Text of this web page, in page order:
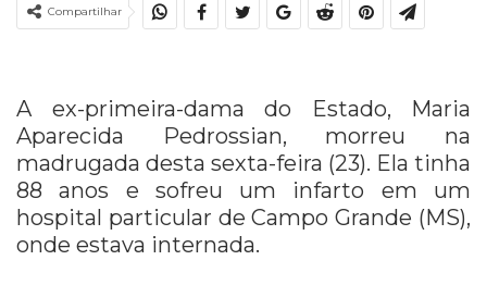
Compartilhar
A ex-primeira-dama do Estado, Maria
Aparecida Pedrossian, morreu na
madrugada desta sexta-feira (23). Ela tinha
88 anos e sofreu um infarto em um
hospital particular de Campo Grande (MS),
onde estava internada.